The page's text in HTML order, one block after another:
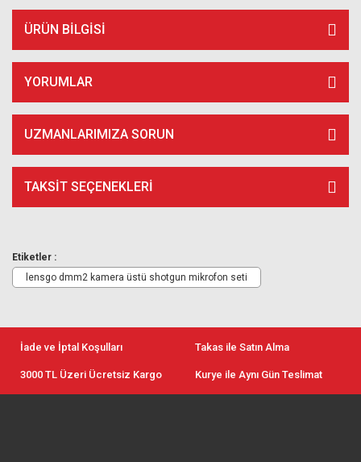
ÜRÜN BILGISI
YORUMLAR
UZMANLARIMIZA SORUN
TAKSIT SEÇENEKLERI
Etiketler :
lensgo dmm2 kamera üstü shotgun mikrofon seti
İade ve İptal Koşulları Takas ile Satın Alma
3000 TL Üzeri Ücretsiz Kargo Kurye ile Aynı Gün Teslimat